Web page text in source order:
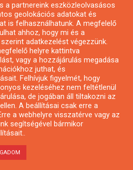
© All rights reserved.
a partnereink eszközleolvasásos
geolokációs adatokat és
is felhasználhatunk. A megfelelő
ahhoz, hogy mi és a
adatkezelést végezzünk.
helyre kattintva
vagy a hozzájárulás megadása
juthat, és
Felhívjuk figyelmét, hogy
kezeléséhez nem feltétlenül
de jogában áll tiltakozni az
A beállításai csak erre a
a webhelyre visszatérve vagy az
segítségével bármikor